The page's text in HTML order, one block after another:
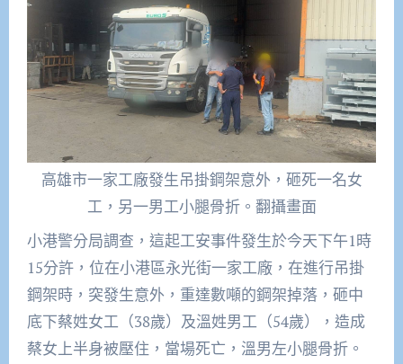
高雄市一家工廠發生吊掛鋼架意外，砸死一名女
工，另一男工小腿骨折。翻攝畫面
小港警分局調查，這起工安事件發生於今天下午1時
15分許，位在小港區永光街一家工廠，在進行吊掛
鋼架時，突發生意外，重達數噸的鋼架掉落，砸中
底下蔡姓女工（38歲）及溫姓男工（54歲），造成
蔡女上半身被壓住，當場死亡，溫男左小腿骨折。